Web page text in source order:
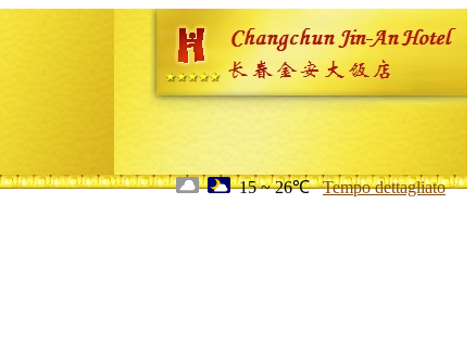
15 ~ 26℃ Tempo dettagliato